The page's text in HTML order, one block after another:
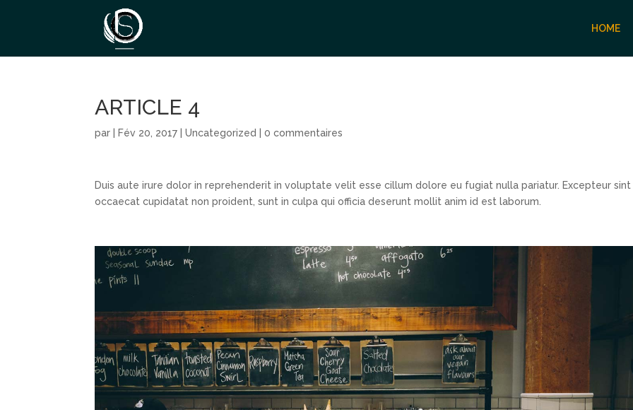
HOME
ARTICLE 4
par Fév 20, 2017 |Uncategorized |0 commentaires
Duis aute irure dolor in reprehenderit in voluptate velit esse cillum dolore eu fugiat nulla pariatur. Excepteur sint
occaecat cupidatat non proident, sunt in culpa qui officia deserunt mollit anim id est laborum.